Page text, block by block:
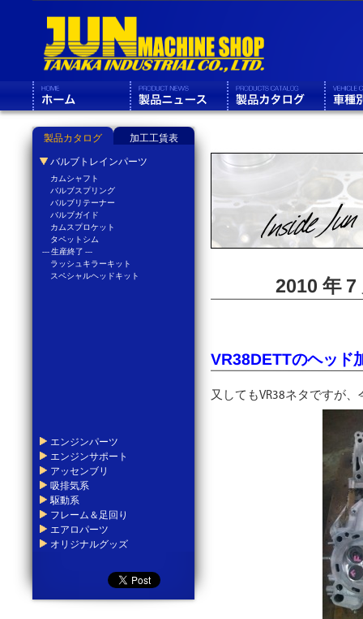
2010 年
VR38DETTのヘッド
又してもVR38ネタですが
製品カタログ 加工工賃表
バルブトレインパーツ
カムシャフト
バルブスプリング
バルブリテーナー
バルブガイド
カムスプロケット
タペットシム
--- 生産終了 ---
ラッシュキラーキット
スペシャルヘッドキット
エンジンパーツ
エンジンサポート
アッセンブリ
吸排気系
駆動系
フレーム＆足回り
エアロパーツ
オリジナルグッズ